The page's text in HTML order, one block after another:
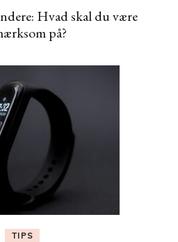
Hvad skal du være
på?
TIPS